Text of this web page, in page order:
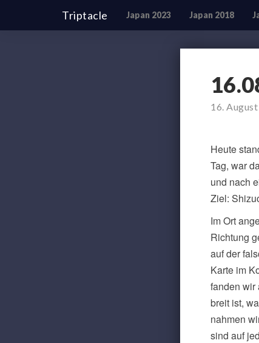
Triptacle Japan 2023 Japan 2018
16.
Heute
Tag, war
und nach
Ziel:
Im Ort
Richtung
auf der
Karte im
fanden wir
breit ist,
nahmen
sind auf